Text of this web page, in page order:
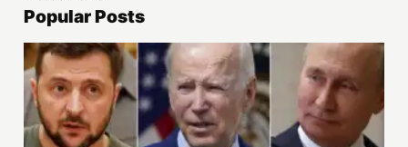
Popular Posts